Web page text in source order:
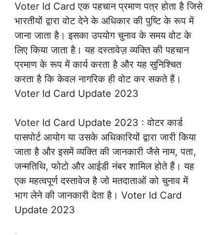
Voter Id Card एक पहचान प्रमाण पत्र होता है जिसे
भारतीयों द्वारा वोट देने के अधिकार की पुष्टि के रूप में
जाना जाता है। इसका उपयोग चुनाव के समय वोट के
लिए किया जाता है। यह दस्तावेज़ व्यक्ति की पहचान
प्रमाण के रूप में कार्य करता है और यह सुनिश्चित
करता है कि केवल नागरिक ही वोट कर सकते हैं।
Voter Id Card Update 2023
Voter Id Card Update 2023 : वोटर कार्ड
पासपोर्ट आयोग या उसके अधिकारियों द्वारा जारी किया
जाता है और इसमें व्यक्ति की जानकारी जैसे नाम, पता,
जन्मतिथि, फोटो और आईडी नंबर शामिल होते हैं। यह
एक महत्वपूर्ण दस्तावेज है जो मतदाताओं को चुनाव में
भाग लेने की जानकारी देता है। Voter Id Card
Update 2023